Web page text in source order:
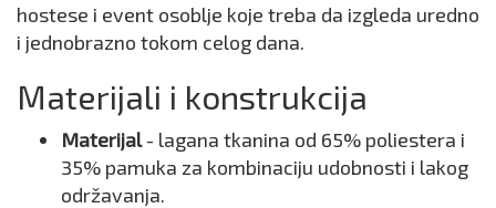
hostese i event osoblje koje treba da izgleda uredno
i jednobrazno tokom celog dana.
Materijali i konstrukcija
Materijal- lagana tkanina od 65% poliestera i
35% pamuka za kombinaciju udobnosti i lakog
održavanja.